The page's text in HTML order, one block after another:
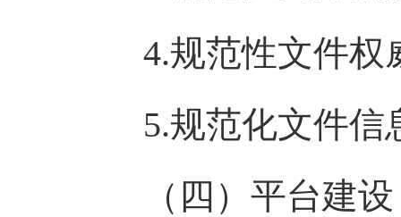
4.规范性文件权
5.规范化文件信
（四）平台建设